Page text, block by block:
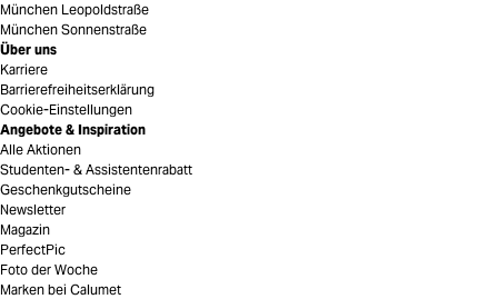
München Leopoldstraße
München Sonnenstraße
Über uns
Karriere
Barrierefreiheitserklärung
Cookie-Einstellungen
Angebote & Inspiration
Alle Aktionen
Studenten- & Assistentenrabatt
Geschenkgutscheine
Newsletter
Magazin
PerfectPic
Foto der Woche
Marken bei Calumet